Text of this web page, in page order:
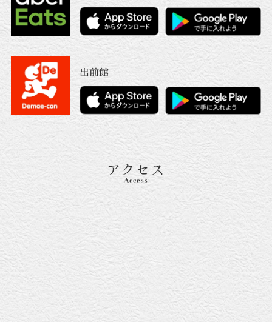
出前館
アクセス
Access